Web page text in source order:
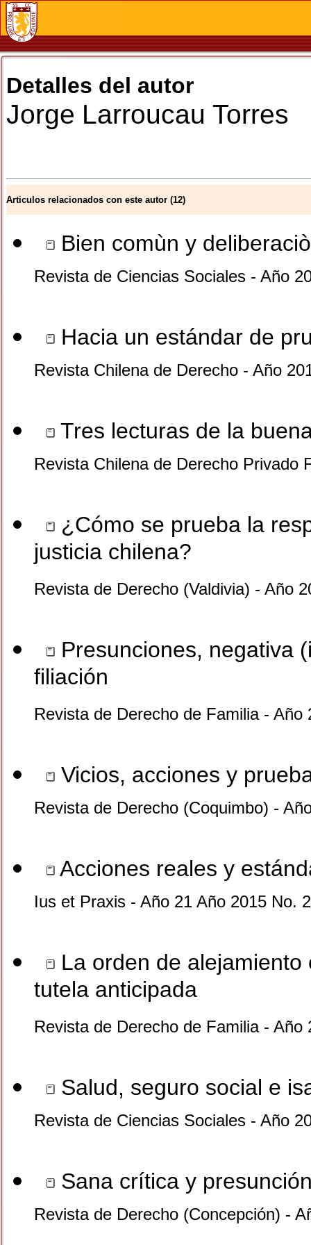
Detalles del autor
Jorge Larroucau Torres
Articulos relacionados con este autor (12)
Bien comùn y
Revista de Ciencias Sociales - Año
Hacia un estándar de
Revista Chilena de Derecho - Año
Tres lecturas de la
Revista Chilena de Derecho Privado
¿Cómo se prueba la
justicia chilena?
Revista de Derecho (Valdivia) - Año
Presunciones, negativa
filiación
Revista de Derecho de Familia - Año
Vicios, acciones y
Revista de Derecho (Coquimbo) -
Acciones reales y
Ius et Praxis - Año 21 Año 2015 No. 2
La orden de
tutela anticipada
Revista de Derecho de Familia - Año
Salud, seguro social e
Revista de Ciencias Sociales - Año
Sana crítica y
Revista de Derecho (Concepción) -